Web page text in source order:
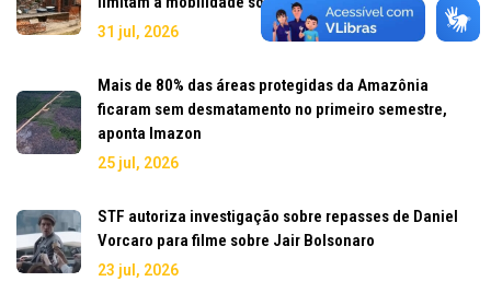
31 jul, 2026
Mais de 80% das áreas protegidas da Amazônia
ficaram sem desmatamento no primeiro semestre,
aponta Imazon
25 jul, 2026
STF autoriza investigação sobre repasses de Daniel
Vorcaro para filme sobre Jair Bolsonaro
23 jul, 2026